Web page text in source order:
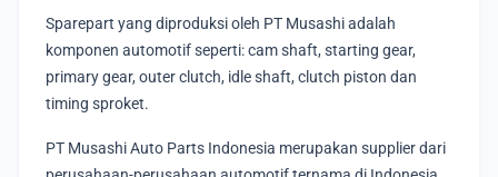
Sparepart yang diproduksi oleh PT Musashi adalah
komponen automotif seperti: cam shaft, starting gear,
primary gear, outer clutch, idle shaft, clutch piston dan
timing sproket.
PT Musashi Auto Parts Indonesia merupakan supplier dari